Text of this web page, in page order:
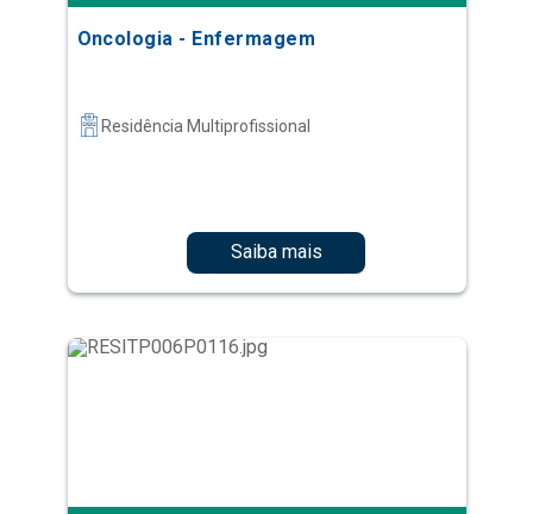
Oncologia - Enfermagem
Residência Multiprofissional
Saiba mais